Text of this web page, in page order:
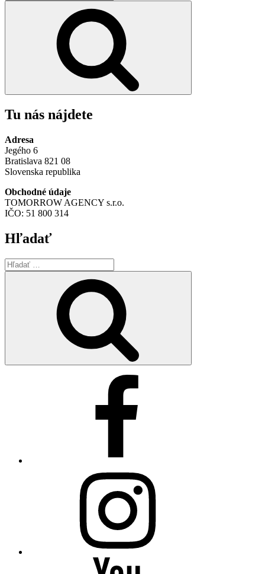
Tu nás nájdete
Adresa
Jegého 6
Bratislava 821 08
Slovenska republika
Obchodné údaje
TOMORROW AGENCY s.r.o.
IČO: 51 800 314
Hľadať
Hľadať: